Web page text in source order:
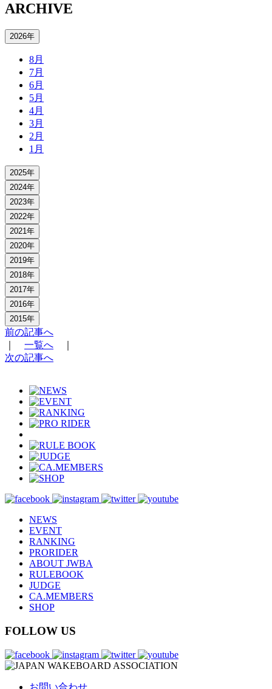
ARCHIVE
2026年
8月
7月
6月
5月
4月
3月
2月
1月
2025年
2024年
2023年
2022年
2021年
2020年
2019年
2018年
2017年
2016年
2015年
前の記事へ
一覧へ
次の記事へ
NEWS
EVENT
RANKING
PRORIDER
ABOUT JWBA
RULEBOOK
JUDGE
CA.MEMBERS
SHOP
FOLLOW US
お問い合わせ